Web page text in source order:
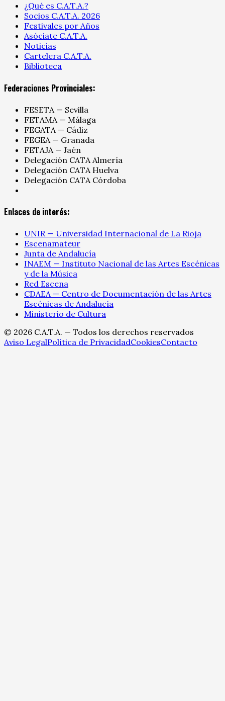
¿Qué es C.A.T.A.?
Socios C.A.T.A. 2026
Festivales por Años
Asóciate C.A.T.A.
Noticias
Cartelera C.A.T.A.
Biblioteca
Federaciones Provinciales:
FESETA — Sevilla
FETAMA — Málaga
FEGATA — Cádiz
FEGEA — Granada
FETAJA — Jaén
Delegación CATA Almería
Delegación CATA Huelva
Delegación CATA Córdoba
Enlaces de interés:
UNIR — Universidad Internacional de La Rioja
Escenamateur
Junta de Andalucía
INAEM — Instituto Nacional de las Artes Escénicas
y de la Música
Red Escena
CDAEA — Centro de Documentación de las Artes
Escénicas de Andalucía
Ministerio de Cultura
© 2026 C.A.T.A. — Todos los derechos reservados
Aviso LegalPolítica de PrivacidadCookiesContacto